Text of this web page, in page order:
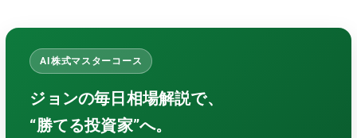
AI株式マスターコース
ジョンの毎日相場解説で、
“勝てる投資家”へ。